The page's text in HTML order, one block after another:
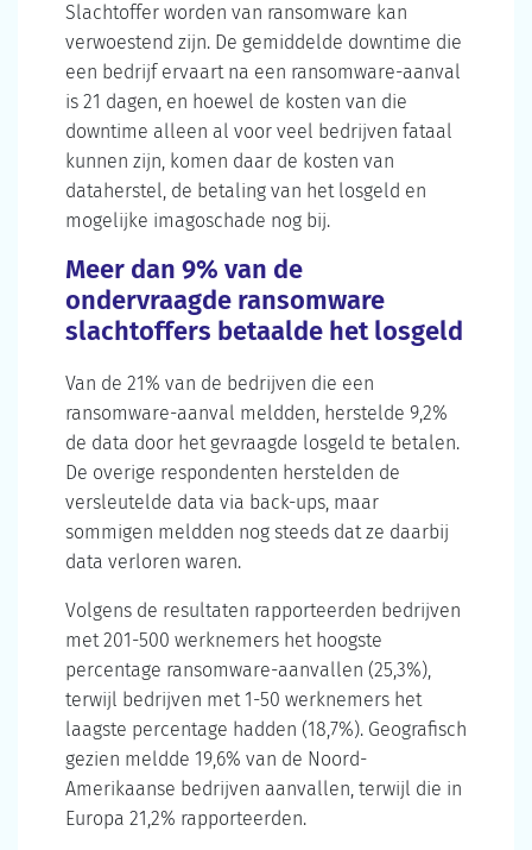
Slachtoffer worden van ransomware kan
verwoestend zijn. De gemiddelde downtime die
een bedrijf ervaart na een ransomware-aanval
is 21 dagen, en hoewel de kosten van die
downtime alleen al voor veel bedrijven fataal
kunnen zijn, komen daar de kosten van
dataherstel, de betaling van het losgeld en
mogelijke imagoschade nog bij.
Meer dan 9% van de
ondervraagde ransomware
slachtoffers betaalde het losgeld
Van de 21% van de bedrijven die een
ransomware-aanval meldden, herstelde 9,2%
de data door het gevraagde losgeld te betalen.
De overige respondenten herstelden de
versleutelde data via back-ups, maar
sommigen meldden nog steeds dat ze daarbij
data verloren waren.
Volgens de resultaten rapporteerden bedrijven
met 201-500 werknemers het hoogste
percentage ransomware-aanvallen (25,3%),
terwijl bedrijven met 1-50 werknemers het
laagste percentage hadden (18,7%). Geografisch
gezien meldde 19,6% van de Noord-
Amerikaanse bedrijven aanvallen, terwijl die in
Europa 21,2% rapporteerden.